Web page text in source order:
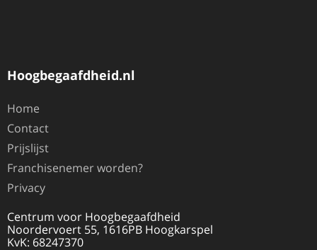
Hoogbegaafdheid.nl
Home
Contact
Prijslijst
Franchisenemer worden?
Privacy
Centrum voor Hoogbegaafdheid
Noordervoert 55, 1616PB Hoogkarspel
KvK: 68247370